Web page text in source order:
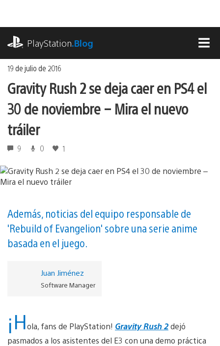
contenido
PlayStation.Blog
19 de julio de 2016
Gravity Rush 2 se deja caer en PS4 el
30 de noviembre – Mira el nuevo
tráiler
9 0 1
Además, noticias del equipo responsable de
'Rebuild of Evangelion' sobre una serie anime
basada en el juego.
Juan Jiménez
Software Manager
¡Hola, fans de PlayStation! Gravity Rush 2dejó
pasmados a los asistentes del E3 con una demo práctica